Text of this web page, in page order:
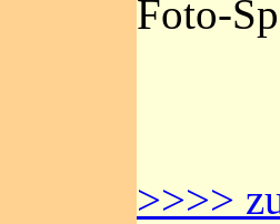
Foto-
>>>>